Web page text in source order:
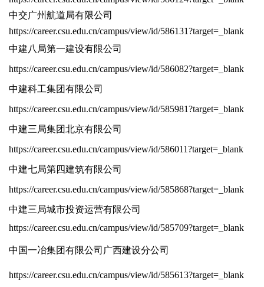
中交广州航道局有限公司
https://career.csu.edu.cn/campus/view/id/586131?target=_blank
中建八局第一建设有限公司
https://career.csu.edu.cn/campus/view/id/586082?target=_blank
中建科工集团有限公司
https://career.csu.edu.cn/campus/view/id/585981?target=_blank
中建三局集团北京有限公司
https://career.csu.edu.cn/campus/view/id/586011?target=_blank
中建七局第四建筑有限公司
https://career.csu.edu.cn/campus/view/id/585868?target=_blank
中建三局城市投资运营有限公司
https://career.csu.edu.cn/campus/view/id/585709?target=_blank
中国一冶集团有限公司广西建设分公司
https://career.csu.edu.cn/campus/view/id/585613?target=_blank